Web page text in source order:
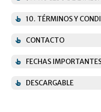
10. TÉRMINOS Y
CONTACTO
FECHAS
DESCARGABLE